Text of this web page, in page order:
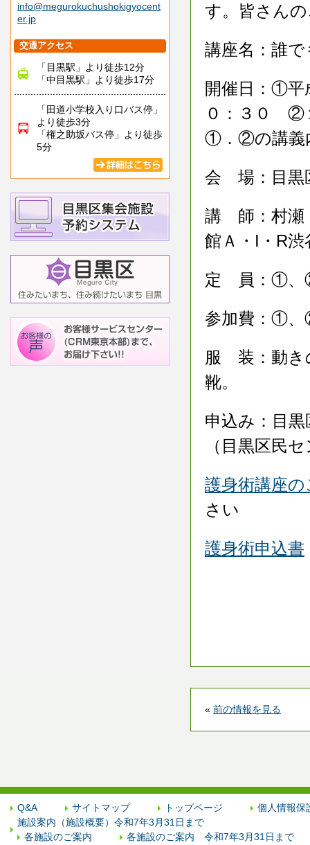
info@megurokuchushokigyocent
er.jp
交通アクセス
「目黒駅」より徒歩12分
「中目黒駅」より徒歩17分
「田道小学校入り口バス停」
より徒歩3分
「権之助坂バス停」より徒歩
5分
す。皆さん
講座名：誰
開催日：①平
０：３０ ②
①．②の講義
会 場：目黒
講 師：村瀬
館Ａ・I・R渋
定 員：①、②
参加費：①、
服 装：動き
靴。
申込み：目
（目黒区民
護身術講座の
さい
護身術申込書
« 前の情報を見る
Q&A サイトマップ トップページ
個人情報保
施設案内（施設概要）令和7年3月31日まで
各施設のご案内
各施設のご案内 令和7年3月31日まで